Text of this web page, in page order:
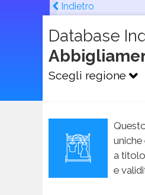
Indietro
Database
Scegli regione
a
e